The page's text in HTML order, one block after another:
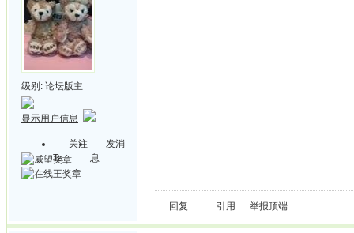
级别: 论坛版主
显示用户信息
关注
Ta
发消
息
回复 引用 举报顶端